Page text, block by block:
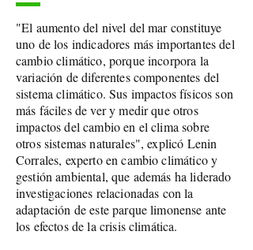
"El aumento del nivel del mar constituye
uno de los indicadores más importantes del
cambio climático, porque incorpora la
variación de diferentes componentes del
sistema climático. Sus impactos físicos son
más fáciles de ver y medir que otros
impactos del cambio en el clima sobre
otros sistemas naturales", explicó Lenin
Corrales, experto en cambio climático y
gestión ambiental, que además ha liderado
investigaciones relacionadas con la
adaptación de este parque limonense ante
los efectos de la crisis climática.